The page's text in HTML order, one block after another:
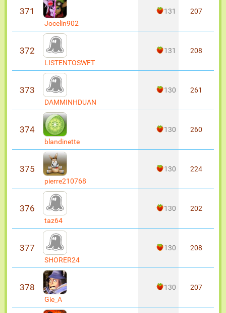
371
Jocelin902
131 207
372
LISTENTOSWFT
131 208
373
DAMMINHDUAN
130 261
374
blandinette
130 260
375
pierre210768
130 224
376
taz64
130 202
377
SHORER24
130 208
378
Gie_A
130 207